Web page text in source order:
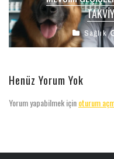
Sağlık
Henüz Yorum Yok
Yorum yapabilmek içinoturum